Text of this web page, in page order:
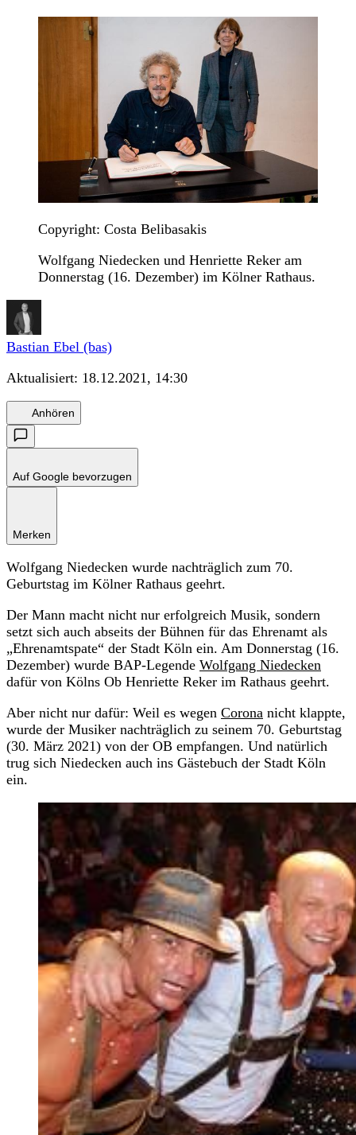
Copyright: Costa Belibasakis
Wolfgang Niedecken und Henriette Reker am
Donnerstag (16. Dezember) im Kölner Rathaus.
Bastian Ebel (bas)
Aktualisiert: 18.12.2021, 14:30
Anhören
Auf Google bevorzugen
Merken
Wolfgang Niedecken wurde nachträglich zum 70.
Geburtstag im Kölner Rathaus geehrt.
Der Mann macht nicht nur erfolgreich Musik, sondern
setzt sich auch abseits der Bühnen für das Ehrenamt als
„Ehrenamtspate“ der Stadt Köln ein. Am Donnerstag (16.
Dezember) wurde BAP-Legende Wolfgang Niedecken
dafür von Kölns Ob Henriette Reker im Rathaus geehrt.
Aber nicht nur dafür: Weil es wegen Corona nicht klappte,
wurde der Musiker nachträglich zu seinem 70. Geburtstag
(30. März 2021) von der OB empfangen. Und natürlich
trug sich Niedecken auch ins Gästebuch der Stadt Köln
ein.